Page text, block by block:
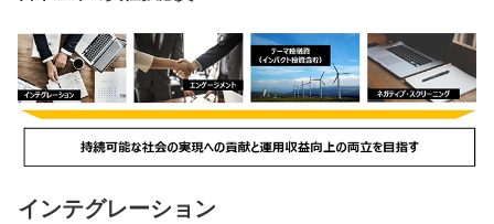
インテグレーション